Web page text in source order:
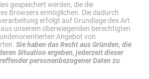
gespeichert werden, die die
Browsers ermöglichen. Die dadurch
erfolgt auf Grundlage des Art.
unserem überwiegenden berechtigten
Angebot von
Sie haben das Recht aus Gründen, die
Situation ergeben, jederzeit dieser
personenbezogener Daten zu